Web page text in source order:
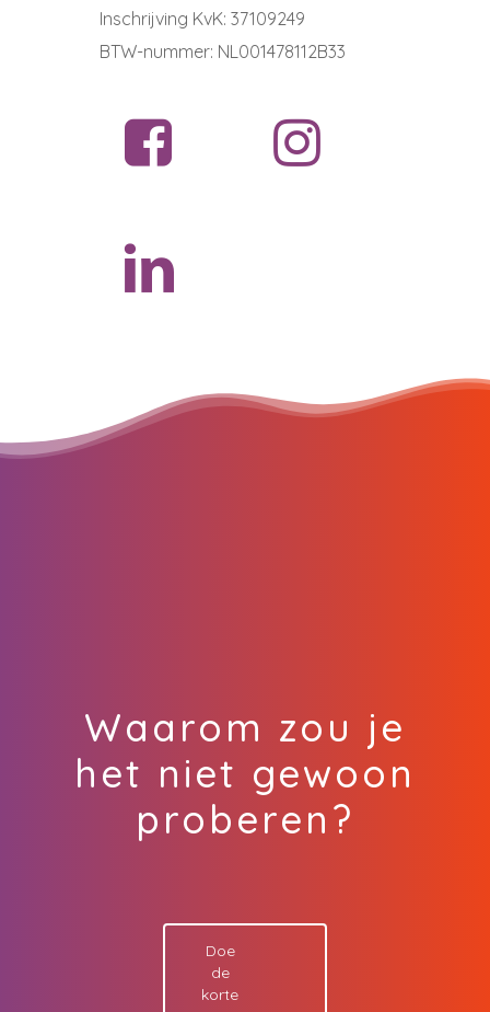
Inschrijving KvK: 37109249
BTW-nummer: NL001478112B33
Waarom zou je
het niet gewoon
proberen?
Doe
de
korte